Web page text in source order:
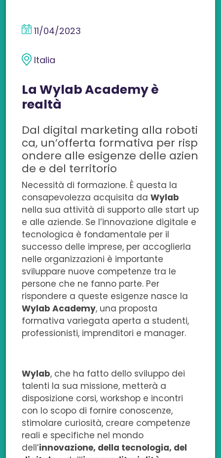
i
i
s
u
F
a
c
e
b
o
o
k
i
s
u
L
n
k
e
d
i
n
i
s
u
T
w
i
t
t
e
r
i
s
u
W
h
a
t
s
a
p
p
v
i
c
o
n
e
m
a
i
l
11/04/2023
Italia
La Wylab Academy è
realtà
Dal digital marketing alla roboti
ca, un’offerta formativa per risp
ondere alle esigenze delle azien
de e del territorio
Necessità di formazione. È questa la
consapevolezza acquisita da Wylab
nella sua attività di supporto alle start up
e alle aziende. Se l’innovazione digitale e
tecnologica è fondamentale per il
successo delle imprese, per accoglierla
nelle organizzazioni è importante
sviluppare nuove competenze tra le
persone che ne fanno parte. Per
rispondere a queste esigenze nasce la
Wylab Academy, una proposta
formativa variegata aperta a studenti,
professionisti, imprenditori e manager.
Wylab, che ha fatto dello sviluppo dei
talenti la sua missione, metterà a
disposizione corsi, workshop e incontri
con lo scopo di fornire conoscenze,
stimolare curiosità, creare competenze
reali e specifiche nel mondo
dell’innovazione, della tecnologia, del